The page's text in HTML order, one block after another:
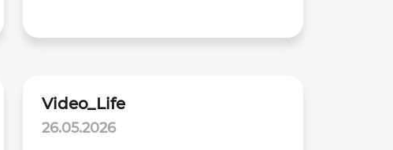
Video_Life
26.05.2026